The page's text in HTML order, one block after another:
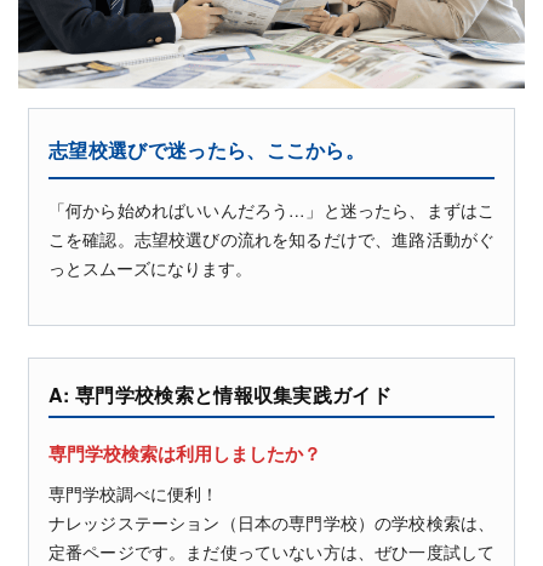
志望校選びで迷ったら、ここから。
「何から始めればいいんだろう…」と迷ったら、まずはこ
こを確認。志望校選びの流れを知るだけで、進路活動がぐ
っとスムーズになります。
A: 専門学校検索と情報収集実践ガイド
専門学校検索は利用しましたか？
専門学校調べに便利！
ナレッジステーション（日本の専門学校）の学校検索は、
定番ページです。まだ使っていない方は、ぜひ一度試して